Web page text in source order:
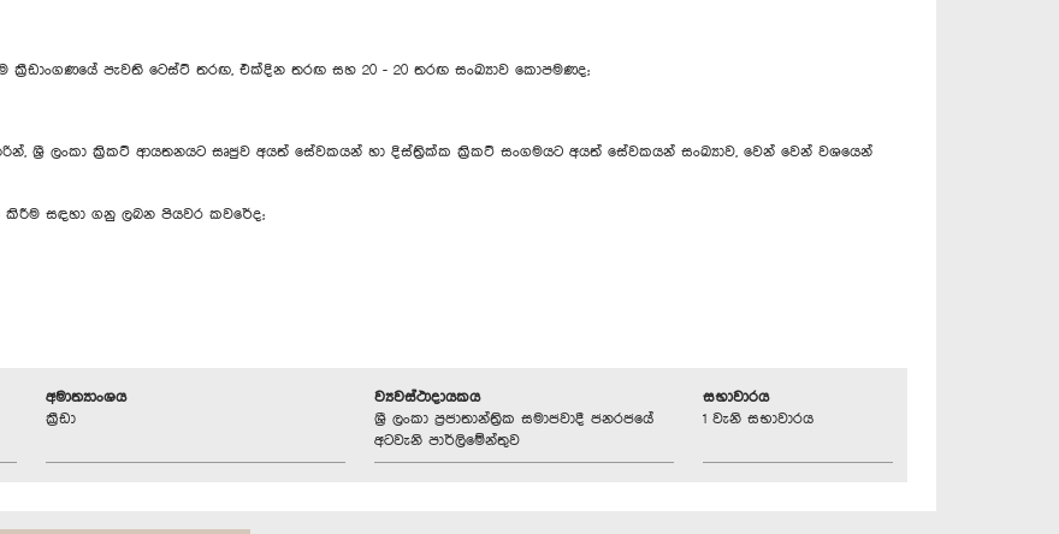
පැවති ටෙස්ට් තරඟ, එක්දින තරඟ සහ 20 - 20 තරඟ සංඛ්‍යාව කොපමණද;
ශ්‍රී ලංකා ක්‍රිකට් ආයතනයට සෘජුව අයත් සේවකයන් හා දිස්ත්‍රික්ක ක්‍රිකට් සංගමයට අයත් සේවකයන් සංඛ්‍යාව, වෙන් වෙන් වශයෙන්
කිරීම සඳහා ගනු ලබන පියවර කවරේද;
අමාත්‍යාංශය
ක්‍රීඩා
ව්‍යවස්ථාදායකය
ශ්‍රී ලංකා ප්‍රජාතාන්ත්‍රික සමාජවාදී ජනරජයේ
අටවැනි පාර්ලිමේන්තුව
සභාවාරය
1 වැනි සභාවාරය